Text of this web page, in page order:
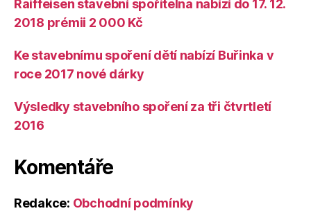
Raiffeisen stavební spořitelna nabízí do 17. 12.
2018 prémii 2 000 Kč
Ke stavebnímu spoření dětí nabízí Buřinka v
roce 2017 nové dárky
Výsledky stavebního spoření za tři čtvrtletí
2016
Komentáře
Redakce: Obchodní podmínky